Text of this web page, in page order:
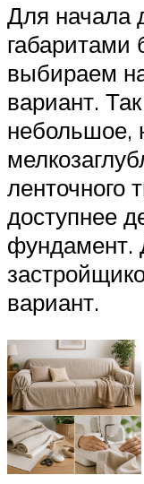
Для начала
габаритами
выбираем
вариант.
небольшое,
ленточного
доступнее
фундамент.
вариант.